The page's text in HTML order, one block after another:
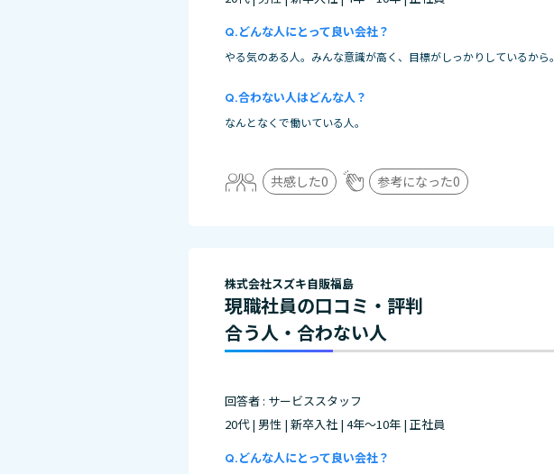
どんな人にとって良い会社？
やる気のある人。みんな意識が高く、目標がしっかりしているから。
合わない人はどんな人？
なんとなくで働いている人。
共感した0 参考になった0
株式会社スズキ自販福島
現職社員の口コミ・評判
合う人・合わない人
回答者 : サービススタッフ
20代 | 男性 | 新卒入社 | 4年～10年 | 正社員
どんな人にとって良い会社？